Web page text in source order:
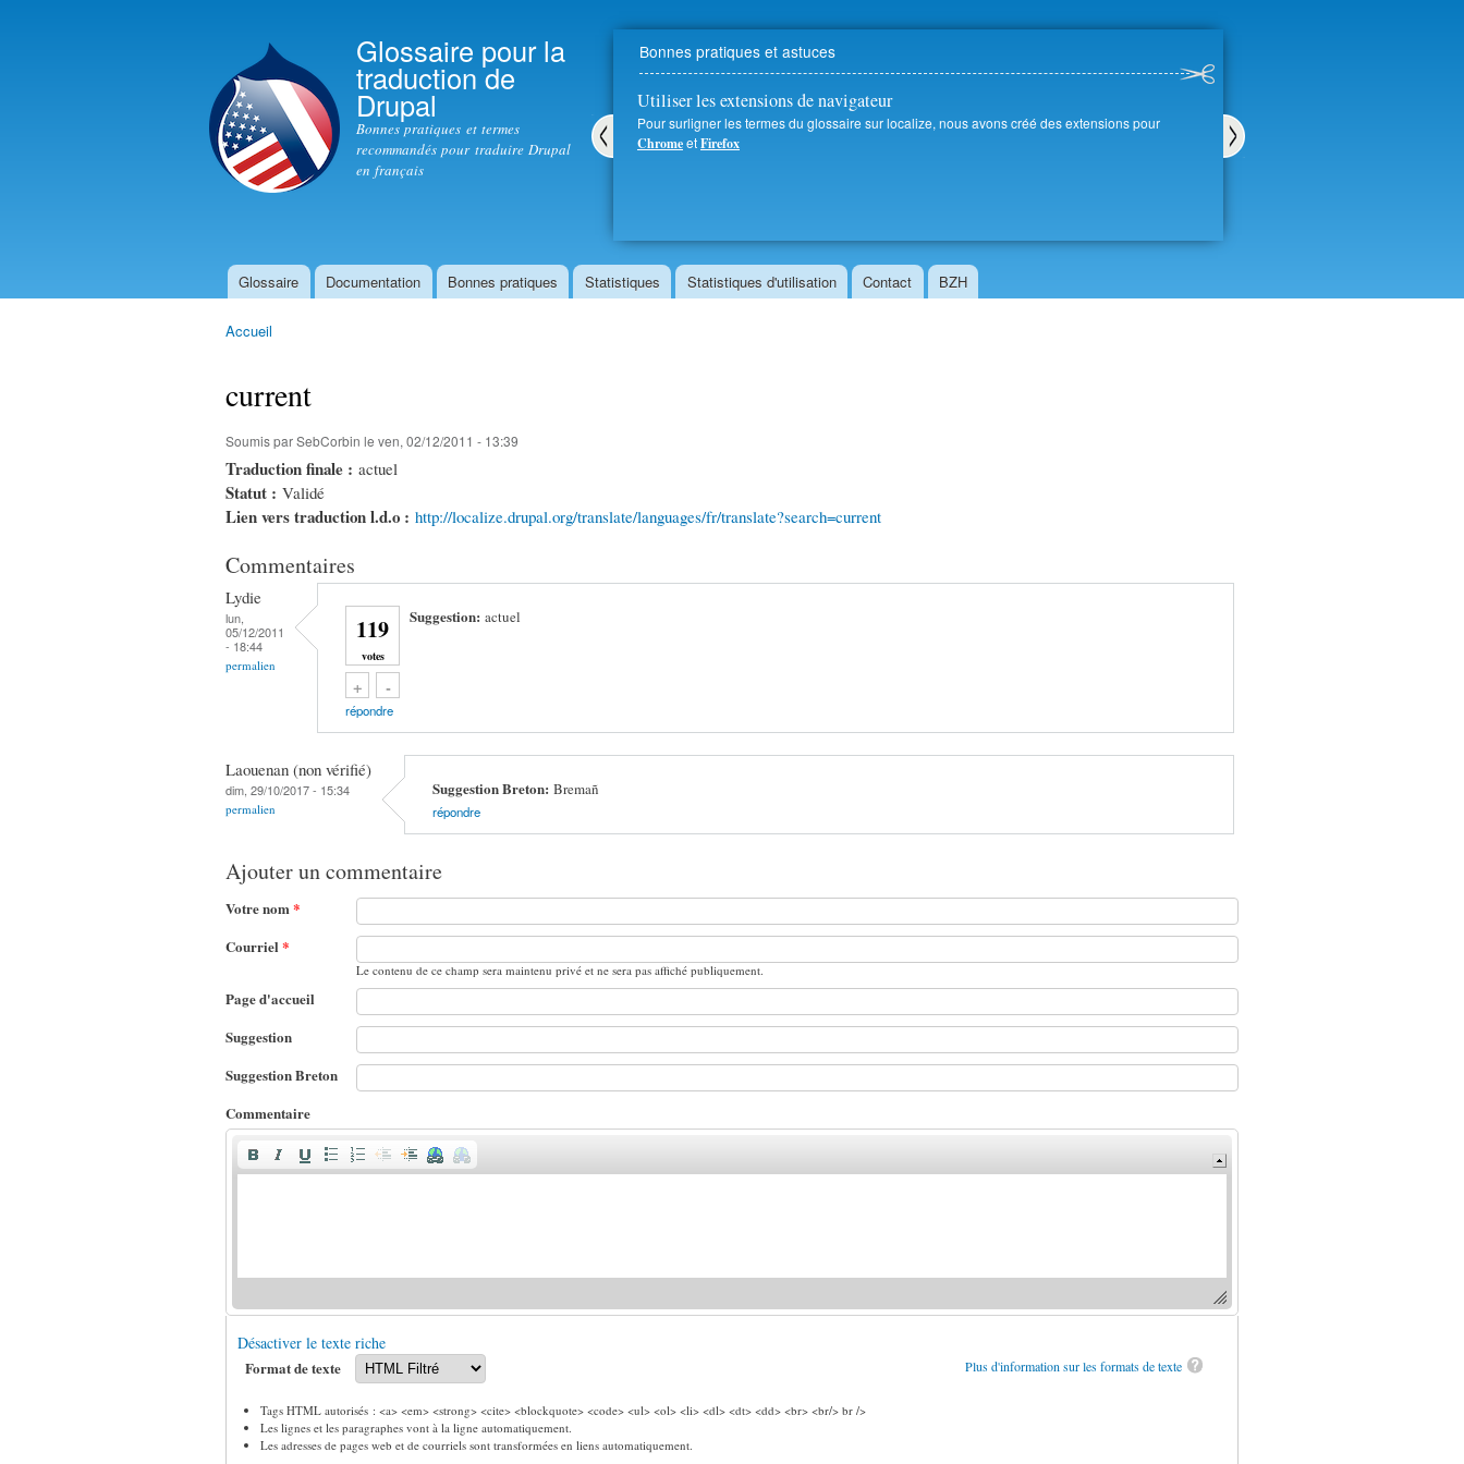
contenu
principal
Glossaire pour la
traduction de
Drupal
Bonnes pratiques et termes
recommandés pour traduire Drupal
en français
Bonnes pratiques et astuces
Utiliser les extensions de navigateur
Pour surligner les termes du glossaire sur localize, nous avons créé des extensions pour
ChromeetFirefox
Menu principal
Glossaire Documentation Bonnes pratiques Statistiques Statistiques d'utilisation Contact BZH
Accueil
current
Soumis parSebCorbin le ven, 02/12/2011 - 13:39
Traduction finale : actuel
Statut : Validé
Lien vers traduction l.d.o : http://localize.drupal.org/translate/languages/fr/translate?search=current
Commentaires
Lydie
lun,
05/12/2011
- 18:44
permalien
119
votes
+
Vote up!-
Vote down!
Suggestion:actuel
répondre
Laouenan (non vérifié)
dim, 29/10/2017 - 15:34
permalien
Suggestion Breton: Bremañ
répondre
Ajouter un commentaire
Votre nom*
Courriel *
Le contenu de ce champ sera maintenu privé et ne sera pas affiché publiquement.
Page d'accueil
Suggestion
Suggestion Breton
Commentaire
Désactiver le texte riche
Plus d'information sur les formats de texte
Format de texte
Tags HTML autorisés : <a> <em> <strong> <cite> <blockquote> <code> <ul> <ol> <li> <dl> <dt> <dd> <br> <br/> br />
Les lignes et les paragraphes vont à la ligne automatiquement.
Les adresses de pages web et de courriels sont transformées en liens automatiquement.